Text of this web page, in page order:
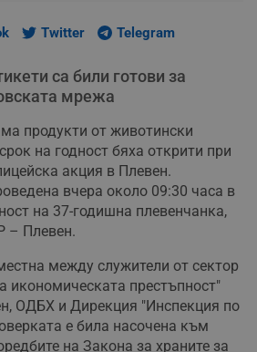
Twitter Telegram
са били готови за
мрежа
продукти от животински
на годност бяха открити при
акция в Плевен.
вчера около 09:30 часа в
на 37-годишна плевенчанка,
– Плевен.
между служители от сектор
икономическата престъпност"
ОДБХ и Дирекция "Инспекция по
е била насочена към
на Закона за храните за